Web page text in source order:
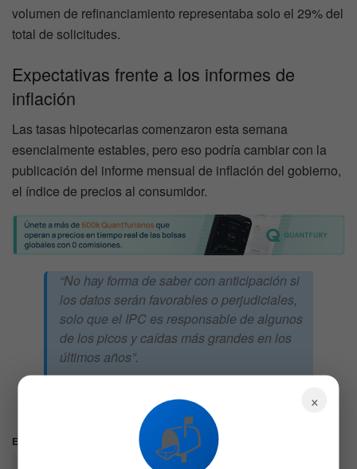
volumen de refinanciamiento representaba solo el 29% del
total de solicitudes.
Expectativas frente a los informes de
inflación
Las tasas hipotecarias comenzaron esta semana
esencialmente estables, pero eso podría cambiar con la
publicación del informe mensual de inflación del gobierno,
el índice de precios al consumidor.
“No hay forma de saber con anticipación si
los datos serán favorables o perjudiciales,
solo que el IPC es responsable de algunos
de los picos y caídas más grandes en los
últimos años”.
Mortgage News Daily.
Etiquetas: refinanciamiento
×
📬